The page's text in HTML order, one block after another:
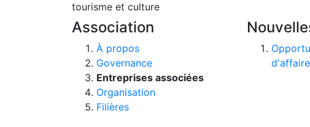
tourisme et culture
Association
À propos
Governance
Entreprises associées
Organisation
Filières